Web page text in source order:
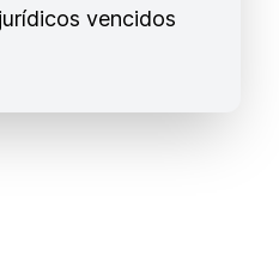
vencidos